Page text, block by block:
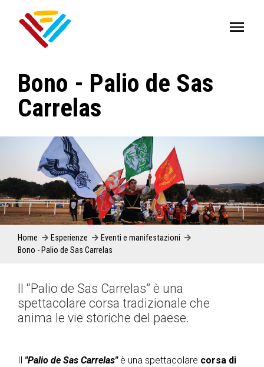
Bono - Palio de Sas
Carrelas
Home Esperienze
Eventi e manifestazioni
Bono - Palio de Sas Carrelas
Il “Palio de Sas Carrelas” è una
spettacolare corsa tradizionale che
anima le vie storiche del paese.
Il "Palio de Sas Carrelas"è una spettacolare corsa di